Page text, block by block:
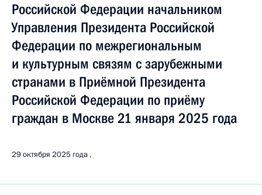
Российской Федерации начальником
Управления Президента Российской
Федерации по межрегиональным
и культурным связям с зарубежными
странами в Приёмной Президента
Российской Федерации по приёму
граждан в Москве 21 января 2025 года
29 октября 2025 года